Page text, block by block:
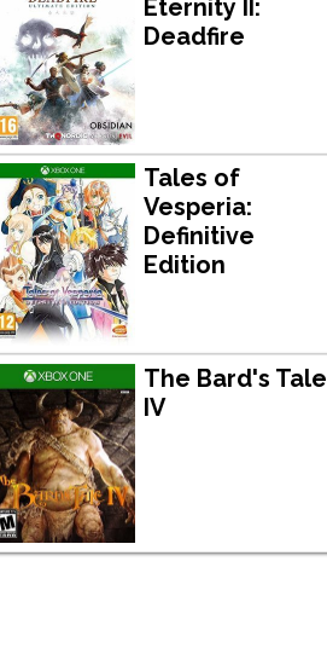
Eternity II:
Deadfire
Tales of
Vesperia:
Definitive
Edition
The Bard's Tale
IV